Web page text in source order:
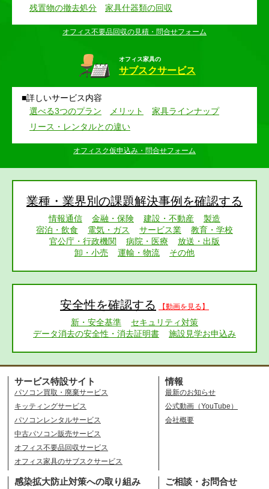
残置物の撤去処分
家具什器類の回収
オフィス不要品回収の見積・問合せフォーム
オフィス家具の
サブスクサービス
詳しいサービス内容
選べる3つのプラン
メリット
家具ラインナップ
リース・レンタルとの違い
オフィスク仮申込み・問合せフォーム
業種・業界別の課題解決事例を確認する
情報通信 金融・保険 建設・不動産
製造
宿泊・飲食
電気・ガス サービス業
教育・学校
官公庁・行政機関
病院・医療
放送・出版
卸・小売
運輸・物流 その他
安全性を確認する 【動画を見る】
新・安全基準
セキュリティ対策
データ消去の安全性・消去証明書
施設見学お申込み
サービス特設サイト
パソコン買取・廃棄サービス
キッティングサービス
パソコンレンタルサービス
中古パソコン販売サービス
オフィス不要品回収サービス
オフィス家具のサブスクサービス
情報
最新のお知らせ
公式動画（YouTube）
会社概要
感染拡大防止対策への取り組み ご相談・お問合せ